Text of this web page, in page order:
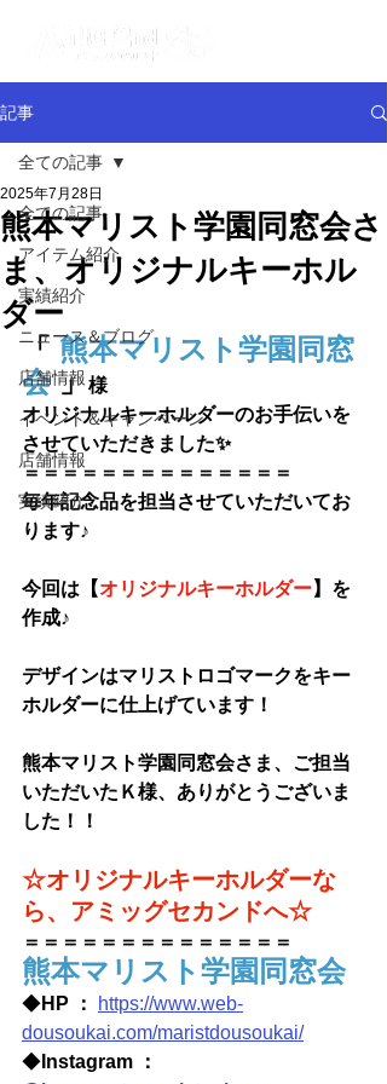
記事
全ての記事
アイテム紹介
実績紹介
ニュース＆ブログ
店舗情報
イベント＆キャンペーン
店舗情報
実績紹介
全ての記事
熊本マリスト学園同窓会さ
ま、オリジナルキーホル
ダー
2025年7月28日
「 熊本マリスト学園同窓
会 」様
オリジナルキーホルダーのお手伝いを
させていただきました✨
＝＝＝＝＝＝＝＝＝＝＝＝＝＝
毎年記念品を担当させていただいてお
ります♪
今回は【オリジナルキーホルダー】を
作成♪
デザインはマリストロゴマークをキー
ホルダーに仕上げています！
熊本マリスト学園同窓会さま 、ご担当
いただいたＫ様、ありがとうございま
した！！
☆オリジナルキーホルダーな
ら、アミッグセカンドへ☆
＝＝＝＝＝＝＝＝＝＝＝＝＝＝
熊本マリスト学園同窓会
◆HP ：
https://www.web-
dousoukai.com/maristdousoukai/
◆ Instagram ：